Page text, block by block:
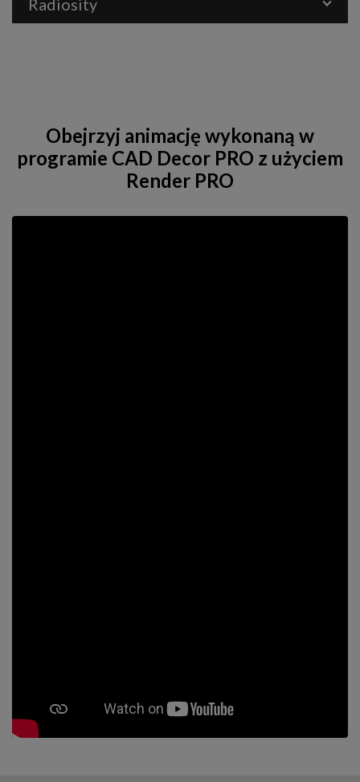
Obejrzyj animację wykonaną w
programie CAD Decor PRO z użyciem
Render PRO